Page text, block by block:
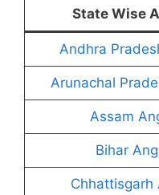
State Wise
Andhra
Arunachal
Assam
Bihar
Chhattisgarh